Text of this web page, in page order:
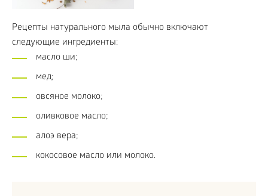
Рецепты натурального мыла обычно включают
следующие ингредиенты:
масло ши;
мед;
овсяное молоко;
оливковое масло;
алоэ вера;
кокосовое масло или молоко.